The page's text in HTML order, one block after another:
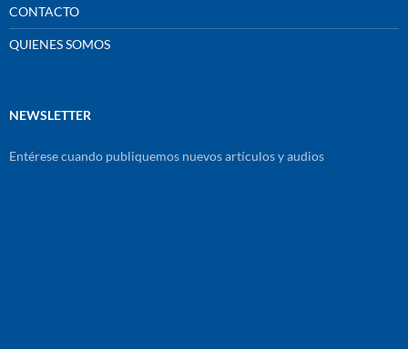
CONTACTO
QUIENES SOMOS
NEWSLETTER
Entérese cuando publiquemos nuevos artículos y audios